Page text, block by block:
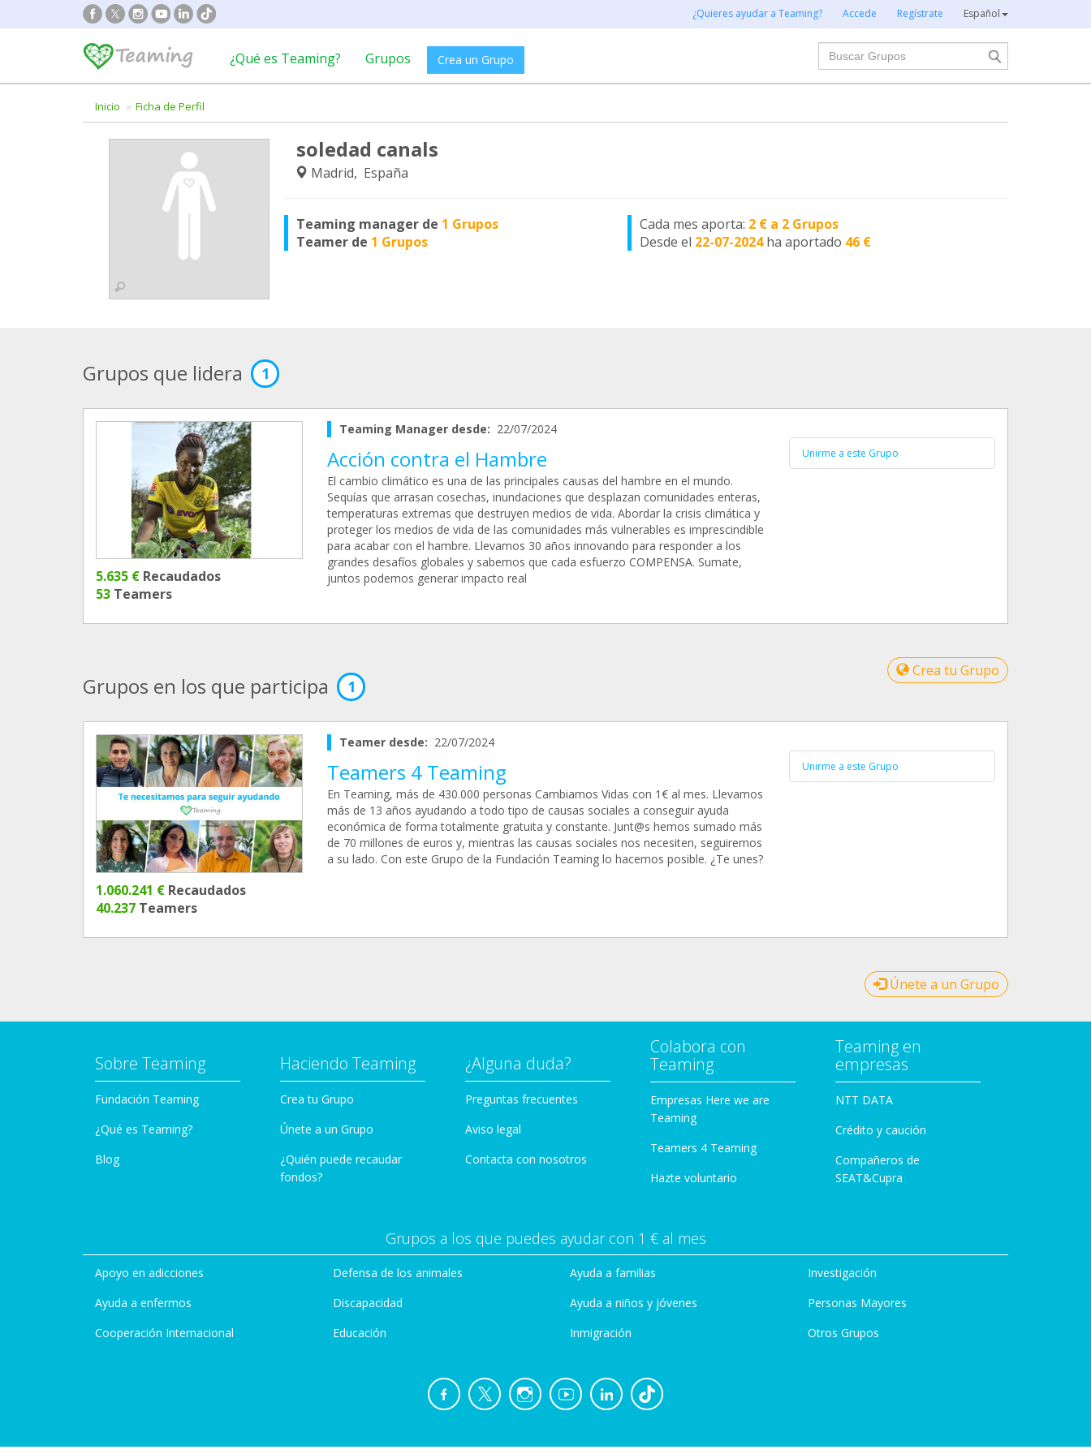
¿Quieres ayudar a Teaming? Accede Regístrate Español
¿Qué es Teaming? Grupos Crea un Grupo
Buscar
Inicio Ficha de Perfil
soledad canals
Madrid, España
Teaming manager de 1 Grupos
Teamer de 1 Grupos
Cada mes aporta: 2 € a 2 Grupos
Desde el 22-07-2024 ha aportado 46 €
Grupos que lidera 1
5.635 € Recaudados
53 Teamers
Teaming Manager desde: 22/07/2024
Acción contra el Hambre
El cambio climático es una de las principales causas del hambre en el mundo.
Sequías que arrasan cosechas, inundaciones que desplazan comunidades enteras,
temperaturas extremas que destruyen medios de vida. Abordar la crisis climática y
proteger los medios de vida de las comunidades más vulnerables es imprescindible
para acabar con el hambre. Llevamos 30 años innovando para responder a los
grandes desafíos globales y sabemos que cada esfuerzo COMPENSA. Sumate,
juntos podemos generar impacto real
Unirme a este Grupo
Crea tu Grupo
Grupos en los que participa 1
1.060.241 € Recaudados
40.237 Teamers
Teamer desde: 22/07/2024
Teamers 4 Teaming
En Teaming, más de 430.000 personas Cambiamos Vidas con 1€ al mes. Llevamos
más de 13 años ayudando a todo tipo de causas sociales a conseguir ayuda
económica de forma totalmente gratuita y constante. Junt@s hemos sumado más
de 70 millones de euros y, mientras las causas sociales nos necesiten, seguiremos
a su lado. Con este Grupo de la Fundación Teaming lo hacemos posible. ¿Te unes?
Unirme a este Grupo
Únete a un Grupo
Sobre Teaming
Fundación Teaming
¿Qué es Teaming?
Blog
Haciendo Teaming
Crea tu Grupo
Únete a un Grupo
¿Quién puede recaudar
fondos?
¿Alguna duda?
Preguntas frecuentes
Aviso legal
Contacta con nosotros
Colabora con
Teaming
Empresas Here we are
Teaming
Teamers 4 Teaming
Hazte voluntario
Teaming en
empresas
NTT DATA
Crédito y caución
Compañeros de
SEAT&Cupra
Grupos a los que puedes ayudar con 1 € al mes
Apoyo en adicciones
Ayuda a enfermos
Cooperación Internacional
Defensa de los animales
Discapacidad
Educación
Ayuda a familias
Ayuda a niños y jóvenes
Inmigración
Investigación
Personas Mayores
Otros Grupos